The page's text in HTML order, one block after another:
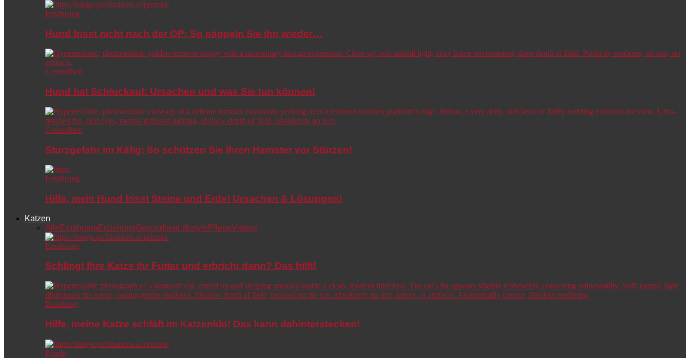
Ernährung
Hund frisst nicht nach der OP: So päppeln Sie ihn wieder…
Gesundheit
Hund hat Schluckauf: Ursachen und was Sie tun können!
Gesundheit
Sturzgefahr im Käfig: So schützen Sie Ihren Hamster vor Stürzen!
Ernährung
Hilfe, mein Hund frisst Steine und Erde! Ursachen & Lösungen!
Katzen
Alle Ernährung ErziehungGesundheitLifestyle PflegeVideos
Ernährung
Schlingt Ihre Katze ihr Futter und erbricht dann? Das hilft!
Erziehung
Hilfe, meine Katze schläft im Katzenklo! Das kann dahinterstecken!
Pferde